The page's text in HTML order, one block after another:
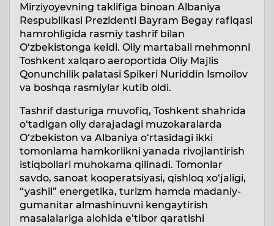
Mirziyoyevning taklifiga binoan Albaniya
Respublikasi Prezidenti Bayram Begay rafiqasi
hamrohligida rasmiy tashrif bilan
O‘zbekistonga keldi. Oliy martabali mehmonni
Toshkent xalqaro aeroportida Oliy Majlis
Qonunchilik palatasi Spikeri Nuriddin Ismoilov
va boshqa rasmiylar kutib oldi.
Tashrif dasturiga muvofiq, Toshkent shahrida
o‘tadigan oliy darajadagi muzokaralarda
O‘zbekiston va Albaniya o‘rtasidagi ikki
tomonlama hamkorlikni yanada rivojlantirish
istiqbollari muhokama qilinadi. Tomonlar
savdo, sanoat kooperatsiyasi, qishloq xo‘jaligi,
“yashil” energetika, turizm hamda madaniy-
gumanitar almashinuvni kengaytirish
masalalariga alohida e’tibor qaratishi